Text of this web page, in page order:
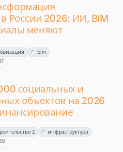
в России 2026: ИИ, BIM
меняют
bim
социальных и
объектов на 2026
2 инфраструктура